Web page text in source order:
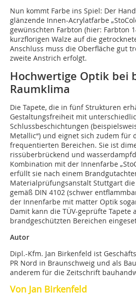
Nun kommt Farbe ins Spiel: Der
glänzende Innen-Acrylatfarbe
gewünschten Farbton (hier: Farbton
kurzflorigen Walze auf die
Anschluss muss die Oberfläche gut
zweite Anstrich erfolgt.
Hochwertige Optik bei
Raumklima
Die Tapete, die in fünf Strukturen
Gestaltungsfreiheit mit
Schlussbeschichtungen
Metallic“) und eignet sich zudem für
frequentierten Bereichen. Sie ist
rissüberbrückend und
Kombination mit der Innenfarbe
erfüllt sie nach einem
Materialprüfungsanstalt Stuttgart die
gemäß DIN 4102 (schwer
der Innenfarbe mit matter Optik
Damit kann die TÜV-geprüfte Tapete
brandgeschützten Bereichen
Autor
Dipl.-Kfm. Jan Birkenfeld ist
PR Nord in Braunschweig und als
anderem für die Zeitschrift
Von Jan Birkenfeld